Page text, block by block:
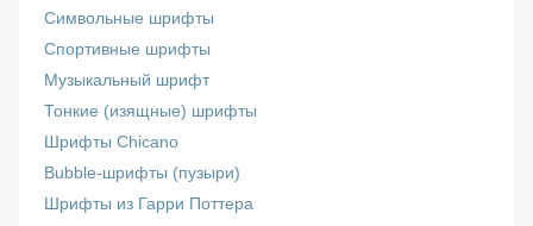
Символьные шрифты
Спортивные шрифты
Музыкальный шрифт
Тонкие (изящные) шрифты
Шрифты Chicano
Bubble-шрифты (пузыри)
Шрифты из Гарри Поттера